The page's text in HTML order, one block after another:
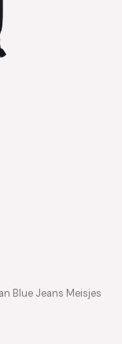
Blue Jeans Meisjes